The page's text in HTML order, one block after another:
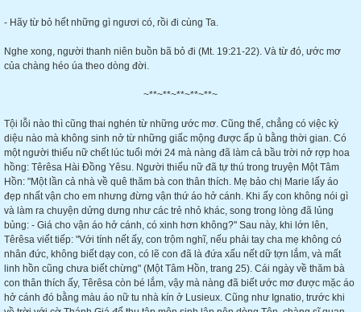
- Hãy từ bỏ hết những gì ngươi có, rồi đi cùng Ta.
Nghe xong, người thanh niên buồn bã bỏ đi (Mt. 19:21-22). Và từ đó, ước mơ
của chàng héo úa theo dòng đời.
~**~**~**~**~**~
Tội lỗi nào thì cũng thai nghén từ những ước mơ. Cũng thế, chẳng có việc kỳ
diệu nào mà không sinh nở từ những giấc mộng được ấp ủ bằng thời gian. Có
một người thiếu nữ chết lúc tuổi mới 24 mà nàng đã làm cả bầu trời nở rợp hoa
hồng: Têrêsa Hài Đồng Yêsu. Người thiếu nữ đã tự thú trong truyện Một Tâm
Hồn: "Một lần cả nhà về quê thăm bà con thân thích. Mẹ bảo chị Marie lấy áo
đẹp nhất vận cho em nhưng đừng vận thứ áo hở cánh. Khi ấy con không nói gì
và làm ra chuyện dửng dưng như các trẻ nhỏ khác, song trong lòng đã lủng
bủng: - Giá cho vận áo hở cánh, có xinh hơn không?" Sau này, khi lớn lên,
Têrêsa viết tiếp: "Với tính nết ấy, con trộm nghĩ, nếu phải tay cha mẹ không có
nhân đức, không biết dạy con, có lẽ con đã là đứa xấu nết dữ tợn lắm, và mất
linh hồn cũng chưa biết chừng" (Một Tâm Hồn, trang 25). Cái ngày về thăm bà
con thân thích ấy, Têrêsa còn bé lắm, vậy mà nàng đã biết ước mơ được mặc áo
hở cánh đó bằng màu áo nữ tu nhà kín ở Lusieux. Cũng như Ignatio, trước khi